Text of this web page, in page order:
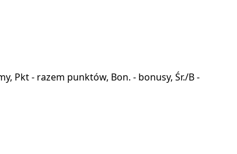
Pkt - razem punktów, Bon. - bonusy, Śr./B -